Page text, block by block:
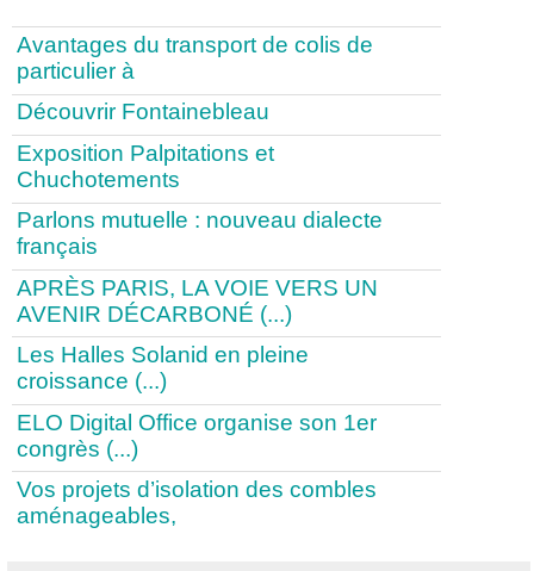
Avantages du transport de colis de
particulier à
Découvrir Fontainebleau
Exposition Palpitations et
Chuchotements
Parlons mutuelle : nouveau dialecte
français
APRÈS PARIS, LA VOIE VERS UN
AVENIR DÉCARBONÉ (...)
Les Halles Solanid en pleine
croissance (...)
ELO Digital Office organise son 1er
congrès (...)
Vos projets d’isolation des combles
aménageables,